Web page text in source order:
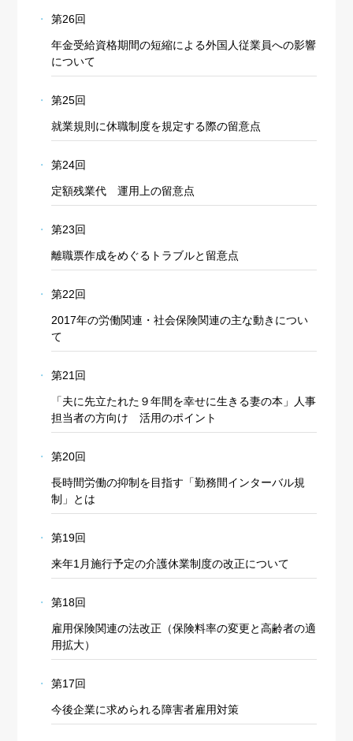
第26回
年金受給資格期間の短縮による外国人従業員への影響
について
第25回
就業規則に休職制度を規定する際の留意点
第24回
定額残業代 運用上の留意点
第23回
離職票作成をめぐるトラブルと留意点
第22回
2017年の労働関連・社会保険関連の主な動きについ
て
第21回
「夫に先立たれた９年間を幸せに生きる妻の本」人事
担当者の方向け 活用のポイント
第20回
長時間労働の抑制を目指す「勤務間インターバル規
制」とは
第19回
来年1月施行予定の介護休業制度の改正について
第18回
雇用保険関連の法改正（保険料率の変更と高齢者の適
用拡大）
第17回
今後企業に求められる障害者雇用対策